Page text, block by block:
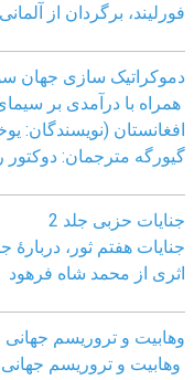
فورليند، برگردان از
دموکراتیک سازی جهان
همراه با درآمدی بر
افغانستان (نویسندگان:
گیورگه مترجمان:
جنایات حزبی جلد 2
جنایات هفتم ثور،
اثری از محمد شاه فرهود
وهابیت و تروریسم جهانی
وهابیت و تروریسم جهانی